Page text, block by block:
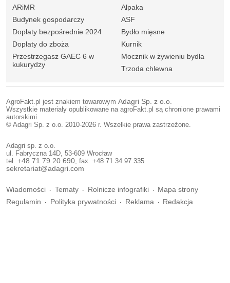
ARiMR
Budynek gospodarczy
Dopłaty bezpośrednie 2024
Dopłaty do zboża
Przestrzegasz GAEC 6 w
kukurydzy
Alpaka
ASF
Bydło mięsne
Kurnik
Mocznik w żywieniu bydła
Trzoda chlewna
AgroFakt.pl jest znakiem towarowym Adagri Sp. z o.o.
Wszystkie materiały opublikowane na agroFakt.pl są chronione prawami
autorskimi
© Adagri Sp. z o.o. 2010-2026 r. Wszelkie prawa zastrzeżone.
Adagri sp. z o.o.
ul. Fabryczna 14D, 53-609 Wrocław
tel. +48 71 79 20 690 , fax. +48 71 34 97 335
sekretariat@adagri.com
Wiadomości Tematy Rolnicze infografiki
Mapa strony
Regulamin
Polityka prywatności Reklama Redakcja